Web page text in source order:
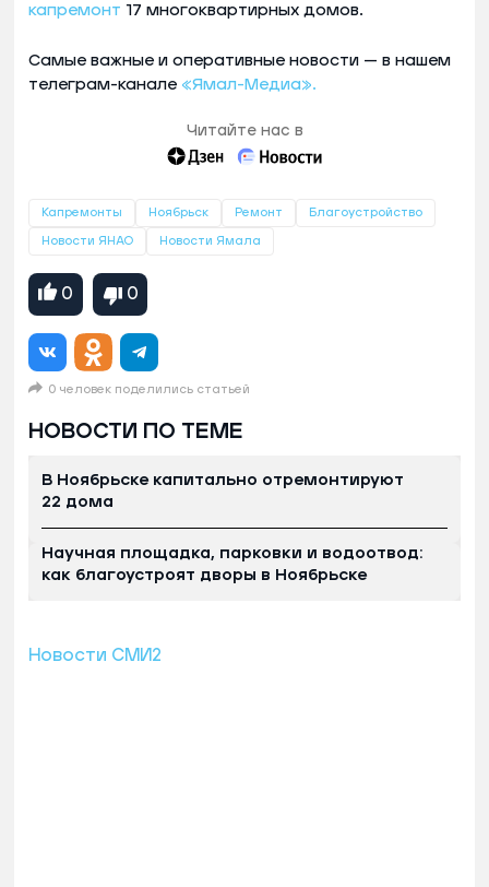
капремонт 17 многоквартирных домов.
Самые важные и оперативные новости — в нашем
телеграм-канале «Ямал-Медиа».
Читайте нас в
Капремонты Ноябрьск Ремонт Благоустройство
Новости ЯНАО Новости Ямала
0 0
0 человек поделились статьей
НОВОСТИ ПО ТЕМЕ
В Ноябрьске капитально отремонтируют
22 дома
Научная площадка, парковки и водоотвод:
как благоустроят дворы в Ноябрьске
Новости СМИ2